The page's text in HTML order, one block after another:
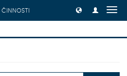
činnosti